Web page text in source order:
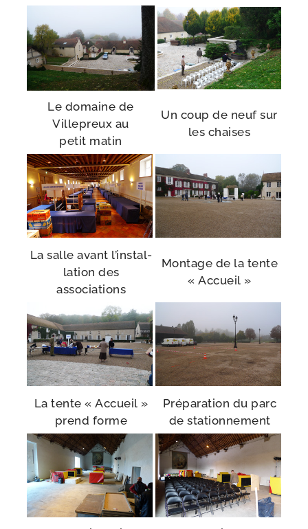
Le domaine de
Villepreux au
petit matin
Un coup de neuf sur
les chaises
La salle avant l’ins­tal­
la­tion des
associations
Montage de la tente
« Accueil »
La tente « Accueil »
prend forme
Préparation du parc
de stationnement